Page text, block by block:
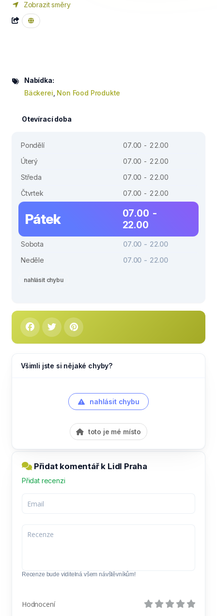
Zobrazit směry
Nabídka:
Bäckerei Non Food Produkte
Otevírací doba
Pondělí
07.00 - 22.00
Úterý
07.00 - 22.00
Středa
07.00 - 22.00
Čtvrtek
07.00 - 22.00
Pátek
07.00 -
22.00
Sobota
07.00 - 22.00
Neděle
07.00 - 22.00
nahlásit chybu
Všimli jste si nějaké chyby?
nahlásit chybu
toto je mé místo
Přidat komentář k Lidl Praha
Přidat recenzi
Recenze bude viditelná všem návštěvníkům!
Hodnocení